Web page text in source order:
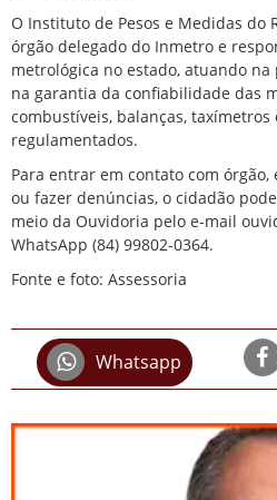
O Instituto de Pesos e Medidas do
órgão delegado do Inmetro e
metrológica no estado, atuando
na garantia da confiabilidade das
combustíveis, balanças,
regulamentados.
Para entrar em contato com
ou fazer denúncias, o cidadão
meio da Ouvidoria pelo e-mail
WhatsApp (84) 99802-0364.
Fonte e foto: Assessoria
Whatsapp